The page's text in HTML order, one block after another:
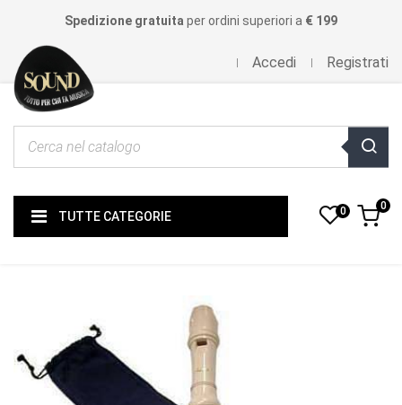
Spedizione gratuita per ordini superiori a € 199
Accedi Registrati
TUTTE CATEGORIE 0 0